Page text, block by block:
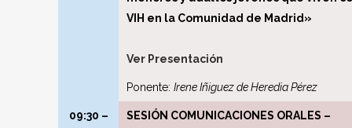
VIH en la Comunidad de Madrid»
Ver Presentación
Ponente: Irene Iñiguez de Heredia Pérez
09:30 –
SESIÓN COMUNICACIONES ORALES –